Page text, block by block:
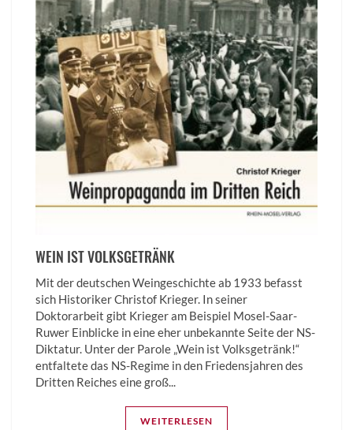
WEIN IST VOLKSGETRÄNK
Mit der deutschen Weingeschichte ab 1933 befasst
sich Historiker Christof Krieger. In seiner
Doktorarbeit gibt Krieger am Beispiel Mosel-Saar-
Ruwer Einblicke in eine eher unbekannte Seite der NS-
Diktatur. Unter der Parole „Wein ist Volksgetränk!“
entfaltete das NS-Regime in den Friedensjahren des
Dritten Reiches eine groß...
WEITERLESEN